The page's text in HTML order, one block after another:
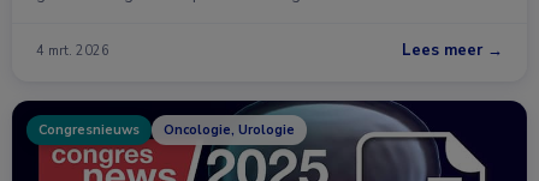
4 mrt. 2026 Lees meer →
Congresnieuws Oncologie, Urologie